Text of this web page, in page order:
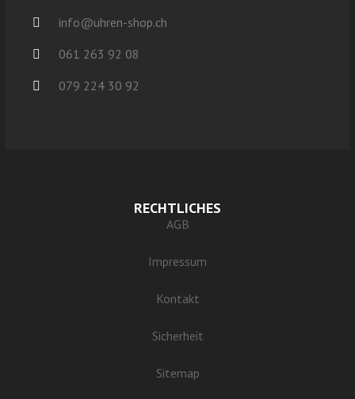
info@uhren-shop.ch
061 263 92 08
079 224 30 92
RECHTLICHES
AGB
Impressum
Kontakt
Sicherheit
Sitemap